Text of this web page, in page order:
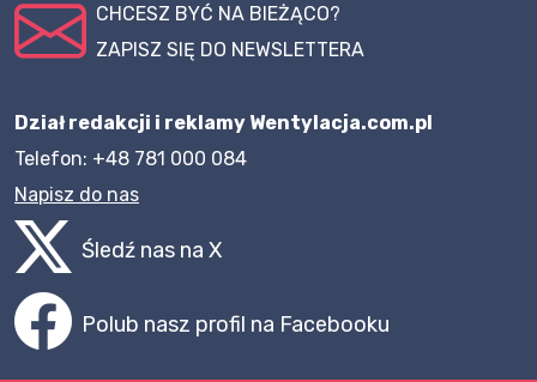
CHCESZ BYĆ NA BIEŻĄCO?
ZAPISZ SIĘ DO NEWSLETTERA
Dział redakcji i reklamy Wentylacja.com.pl
Telefon: +48 781 000 084
Napisz do nas
Śledź nas na X
Polub nasz profil na Facebooku